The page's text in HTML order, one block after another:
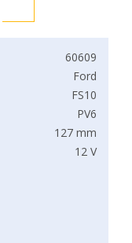
60609
Ford
FS10
PV6
127 mm
12 V